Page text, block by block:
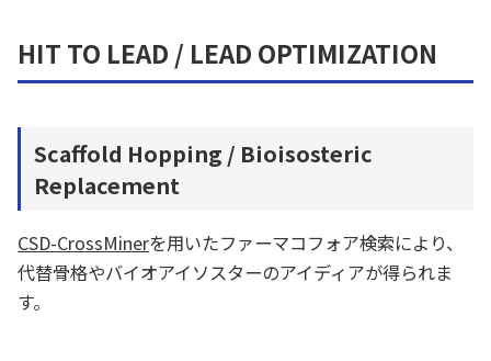
HIT TO LEAD / LEAD OPTIMIZATION
Scaffold Hopping / Bioisosteric
Replacement
CSD-CrossMinerを用いたファーマコフォア検索により、
代替骨格やバイオアイソスターのアイディアが得られま
す。